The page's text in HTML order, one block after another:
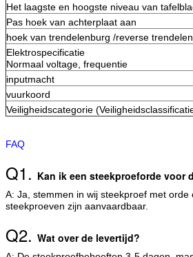
Het laagste en hoogste niveau van
Pas hoek van achterplaat aan
hoek van trendelenburg /reverse
Elektrospecificatie
Normaal voltage, frequentie
inputmacht
vuurkoord
Veiligheidscategorie
FAQ
Q1. Kan ik een steekproeforde voor
A: Ja, stemmen in wij steekproef met
steekproeven zijn aanvaardbaar.
Q2. Wat over de levertijd?